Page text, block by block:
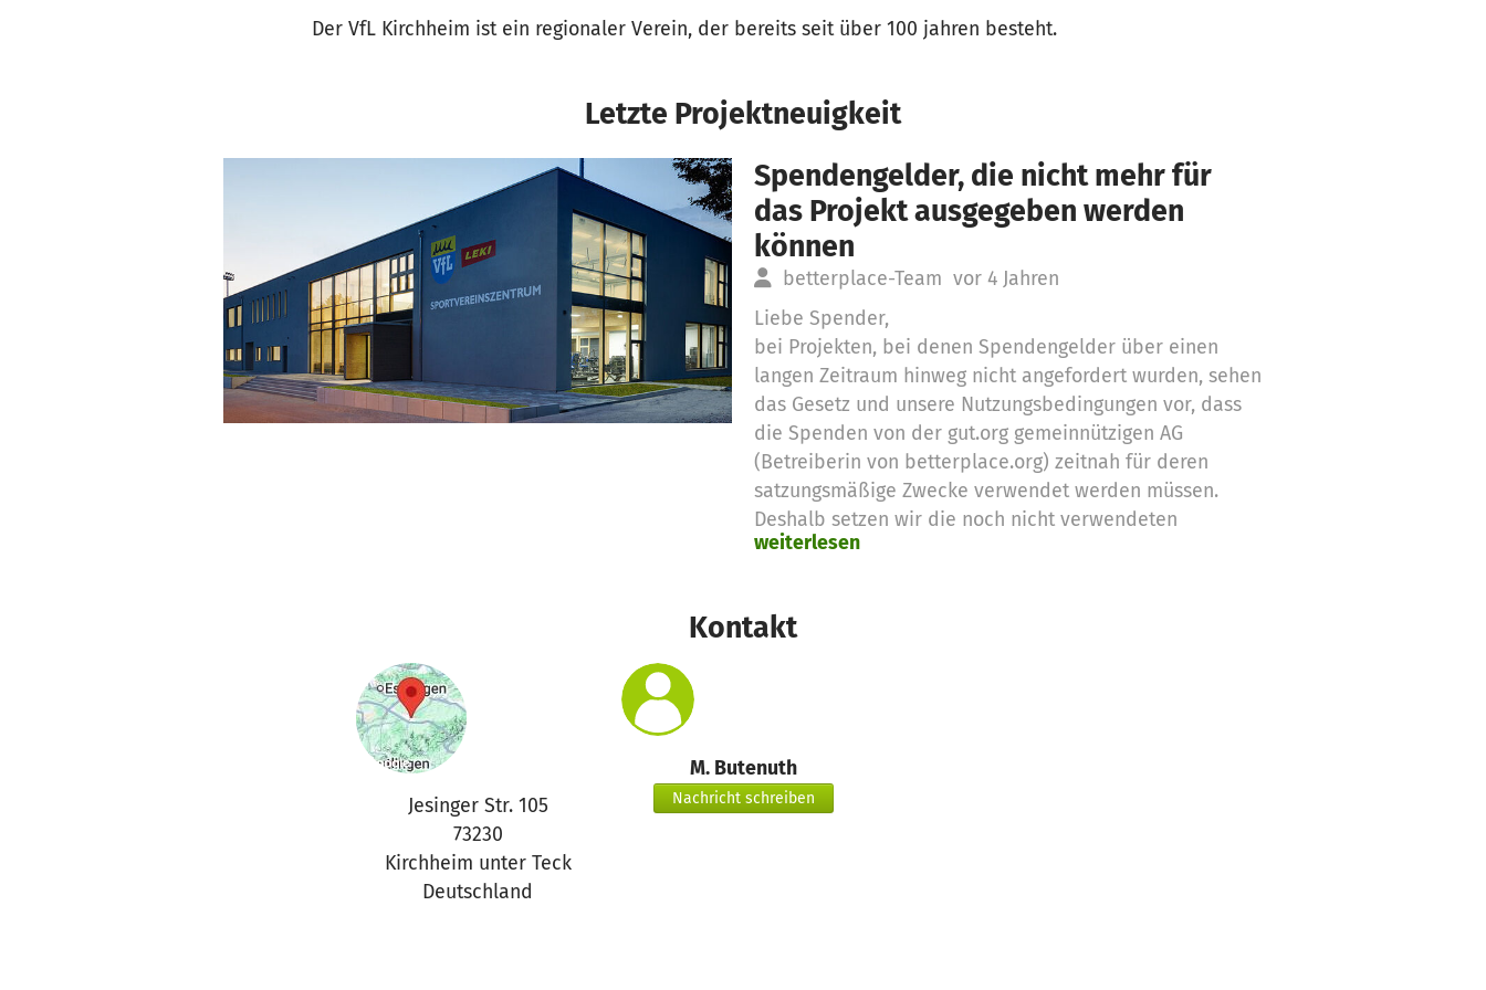
Der VfL Kirchheim ist ein regionaler Verein, der bereits seit über 100 jahren besteht.
Letzte Projektneuigkeit
Spendengelder, die nicht mehr für
das Projekt ausgegeben werden
können
betterplace-Team vor 4 Jahren
Liebe Spender,
bei Projekten, bei denen Spendengelder über einen
langen Zeitraum hinweg nicht angefordert wurden, sehen
das Gesetz und unsere Nutzungsbedingungen vor, dass
die Spenden von der gut.org gemeinnützigen AG
(Betreiberin von betterplace.org) zeitnah für deren
satzungsmäßige Zwecke verwendet werden müssen.
Deshalb setzen wir die noch nicht verwendeten
Spendengelder für diese Zwecke ein
weiterlesen
Kontakt
Jesinger Str. 105
73230
Kirchheim unter Teck
Deutschland
M. Butenuth
Nachricht schreiben